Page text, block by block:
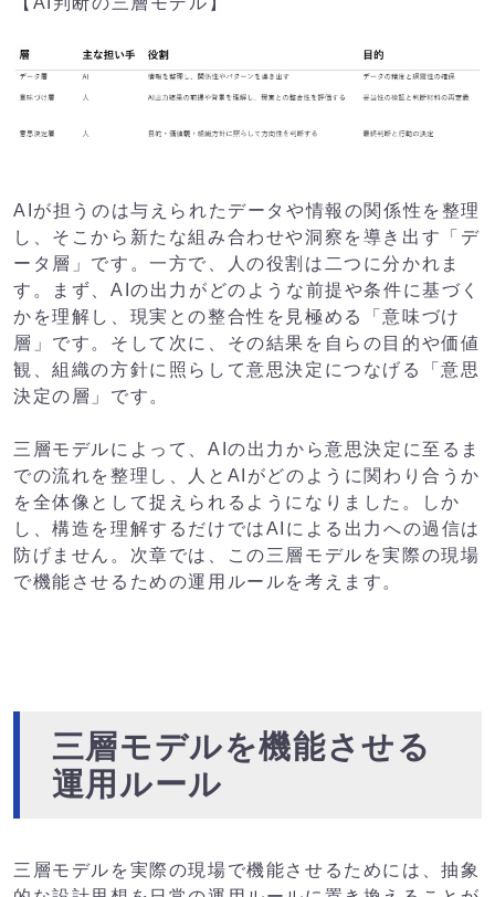
AIが担うのは与えられたデータや情報の関係性を整理
し、そこから新たな組み合わせや洞察を導き出す「デ
ータ層」です。一方で、人の役割は二つに分かれま
す。まず、AIの出力がどのような前提や条件に基づく
かを理解し、現実との整合性を見極める「意味づけ
層」です。そして次に、その結果を自らの目的や価値
観、組織の方針に照らして意思決定につなげる「意思
決定の層」です。
三層モデルによって、AIの出力から意思決定に至るま
での流れを整理し、人とAIがどのように関わり合うか
を全体像として捉えられるようになりました。しか
し、構造を理解するだけではAIによる出力への過信は
防げません。次章では、この三層モデルを実際の現場
で機能させるための運用ルールを考えます。
三層モデルを機能させる
運用ルール
三層モデルを実際の現場で機能させるためには、抽象